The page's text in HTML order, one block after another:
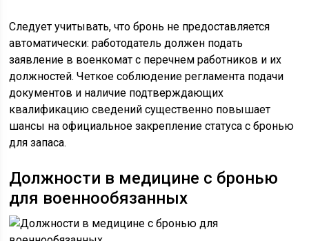
Следует учитывать, что бронь не предоставляется
автоматически: работодатель должен подать
заявление в военкомат с перечнем работников и их
должностей. Четкое соблюдение регламента подачи
документов и наличие подтверждающих
квалификацию сведений существенно повышает
шансы на официальное закрепление статуса с бронью
для запаса.
Должности в медицине с бронью
для военнообязанных